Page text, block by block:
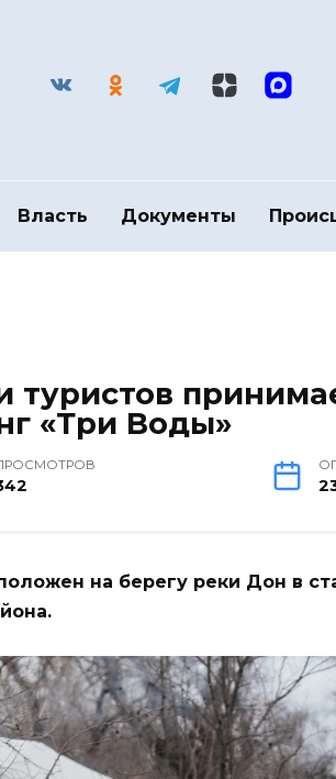
Власть Документы
туристов
«Три Воды»
на берегу реки Дон в